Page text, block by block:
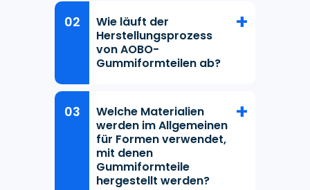
Wie läuft der
Herstellungsprozess
von AOBO-
Gummiformteilen ab?
Welche Materialien
werden im Allgemeinen
für Formen verwendet,
mit denen
Gummiformteile
hergestellt werden?